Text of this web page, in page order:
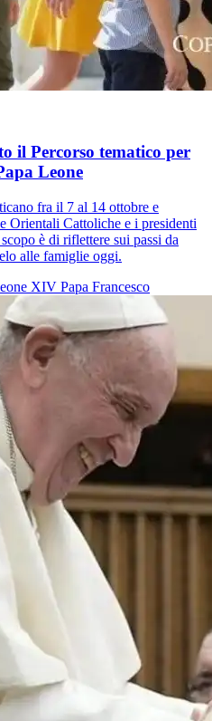
il Percorso tematico per
Leone
fra il 7 al 14 ottobre e
Orientali Cattoliche e i presidenti
è di riflettere sui passi da
alle famiglie oggi.
XIV Papa Francesco